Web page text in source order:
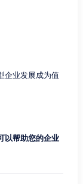
企业发展成为值
以帮助您的企业